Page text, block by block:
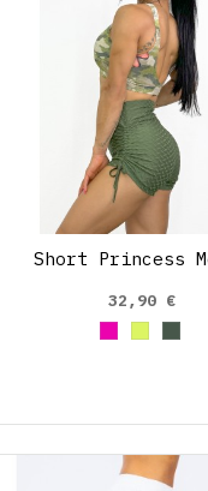
Short Princess
32,90 €
Fucsia